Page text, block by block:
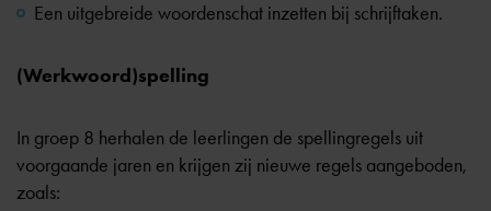
Een uitgebreide woordenschat inzetten bij schrijftaken.
(Werkwoord)spelling
In groep 8 herhalen de leerlingen de spellingregels uit
voorgaande jaren en krijgen zij nieuwe regels aangeboden,
zoals: